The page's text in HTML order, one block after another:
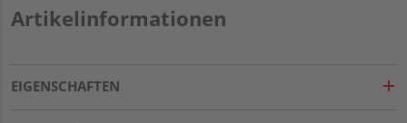
Artikelinformationen
EIGENSCHAFTEN